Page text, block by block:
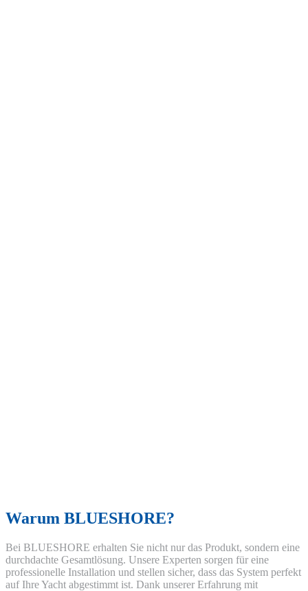
Warum BLUESHORE?
Bei BLUESHORE erhalten Sie nicht nur das Produkt, sondern eine
durchdachte Gesamtlösung. Unsere Experten sorgen für eine
professionelle Installation und stellen sicher, dass das System perfekt
auf Ihre Yacht abgestimmt ist. Dank unserer Erfahrung mit